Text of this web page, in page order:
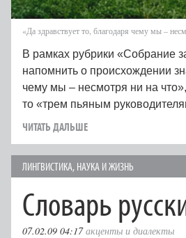
«Да здравствует то, благодаря чему мы –
В рамках рубрики «Собрание
напомнить о происхождении
чему мы – несмотря ни на
то «трем пьяным
ЧИТАТЬ ДАЛЬШЕ
ЛИНГВИСТИКА, НАУКА И ЖИЗНЬ
Словарь
07.02.09 04:17 акценты и диалекты